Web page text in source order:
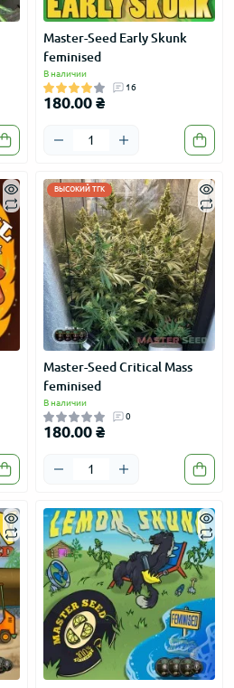
Master-Seed Early Skunk
feminised
В наличии
16
180.00 ₴
ВЫСОКИЙ ТГК
Master-Seed Critical Mass
feminised
В наличии
0
180.00 ₴